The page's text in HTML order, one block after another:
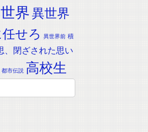
界異世界
せろ
異世界前 積
、閉ざされた思い
都市伝説 高校生